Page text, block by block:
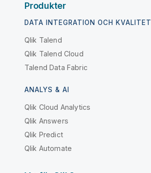
Produkter
DATA INTEGRATION OCH KVALITET
Qlik Talend
Qlik Talend Cloud
Talend Data Fabric
ANALYS & AI
Qlik Cloud Analytics
Qlik Answers
Qlik Predict
Qlik Automate